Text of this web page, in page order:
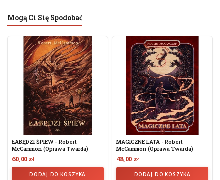
Mogą Ci Się Spodobać
ŁABĘDZI ŚPIEW - Robert
McCammon (oprawa Twarda)
60,00 zł
DODAJ DO KOSZYKA
MAGICZNE LATA - Robert
McCammon (oprawa Twarda)
48,00 zł
DODAJ DO KOSZYKA